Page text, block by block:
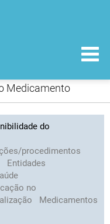
Medicamento
do
procedimentos
Entidades
no
Medicamentos